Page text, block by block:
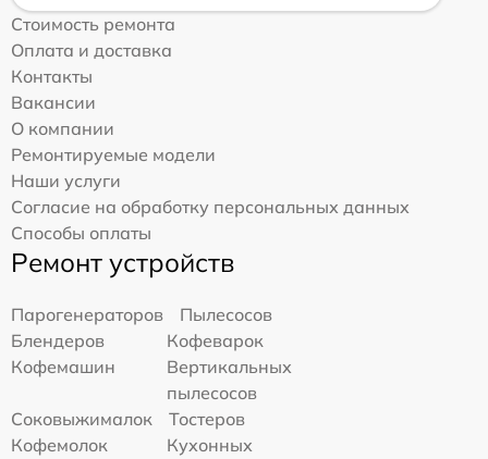
Стоимость ремонта
Оплата и доставка
Контакты
Вакансии
О компании
Ремонтируемые модели
Наши услуги
Согласие на обработку персональных данных
Способы оплаты
Ремонт устройств
Парогенераторов
Пылесосов
Блендеров
Кофеварок
Кофемашин
Вертикальных
пылесосов
Соковыжималок
Тостеров
Кофемолок
Кухонных